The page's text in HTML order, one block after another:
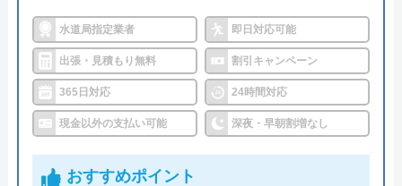
元加盟店です。嫌味なことを言ってくる嫌な
社員の巣窟です。女性社員はまともですが、
男性社員の対応は最悪です。社員としての給
与の低さと加盟店の会社の利益と、比較され
してる加盟店同士も含め陰口言いまくってま
水の生活トラブル救急車は全国40都道府県を対応エ
リアとしており、またトイレやキッチン、お風呂な
ど水まわり設備全般の修理が可能な、誰でも相談し
やすい水道業者です。
熟練スタッフが訪問してくれるため、技術面に関し
水道局指定業者 即日対応可能
出張・見積もり無料 割引キャンペーン
365日対応 24時間対応
現金以外の支払い可能 深夜・早朝割増なし
おすすめポイント